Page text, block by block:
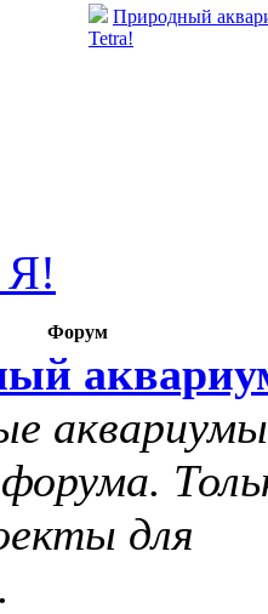
Природный
Tetra!
Я!
Форум
аквариумы
для